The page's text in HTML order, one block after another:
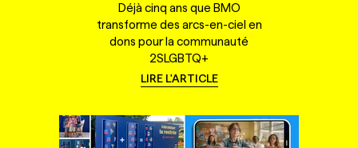
Déjà cinq ans que BMO
transforme des arcs-en-ciel en
dons pour la communauté
2SLGBTQ+
LIRE L'ARTICLE